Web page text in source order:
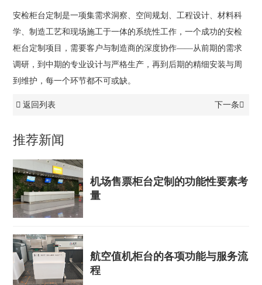
安检柜台定制是一项集需求洞察、空间规划、工程设计、材料科
学、制造工艺和现场施工于一体的系统性工作，一个成功的安检
柜台定制项目，需要客户与制造商的深度协作——从前期的需求
调研，到中期的专业设计与严格生产，再到后期的精细安装与周
到维护，每一个环节都不可或缺。
返回列表 下一条
推荐新闻
机场售票柜台定制的功能性要素考
量
航空值机柜台的各项功能与服务流
程